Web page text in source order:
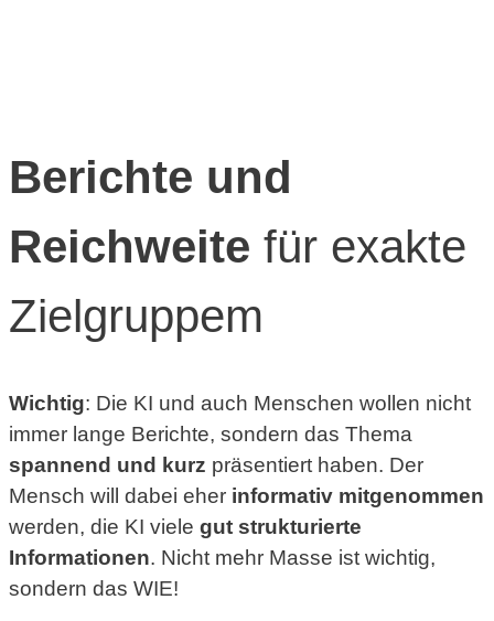
Berichte und
Reichweite für exakte
Zielgruppem
Wichtig: Die KI und auch Menschen wollen nicht
immer lange Berichte, sondern das Thema
spannend und kurz präsentiert haben. Der
Mensch will dabei eher informativ mitgenommen
werden, die KI viele gut strukturierte
Informationen. Nicht mehr Masse ist wichtig,
sondern das WIE!